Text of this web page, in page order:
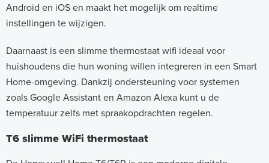
Android en iOS en maakt het mogelijk om realtime
instellingen te wijzigen.
Daarnaast is een slimme thermostaat wifi ideaal voor
huishoudens die hun woning willen integreren in een Smart
Home-omgeving. Dankzij ondersteuning voor systemen
zoals Google Assistant en Amazon Alexa kunt u de
temperatuur zelfs met spraakopdrachten regelen.
T6 slimme WiFi thermostaat